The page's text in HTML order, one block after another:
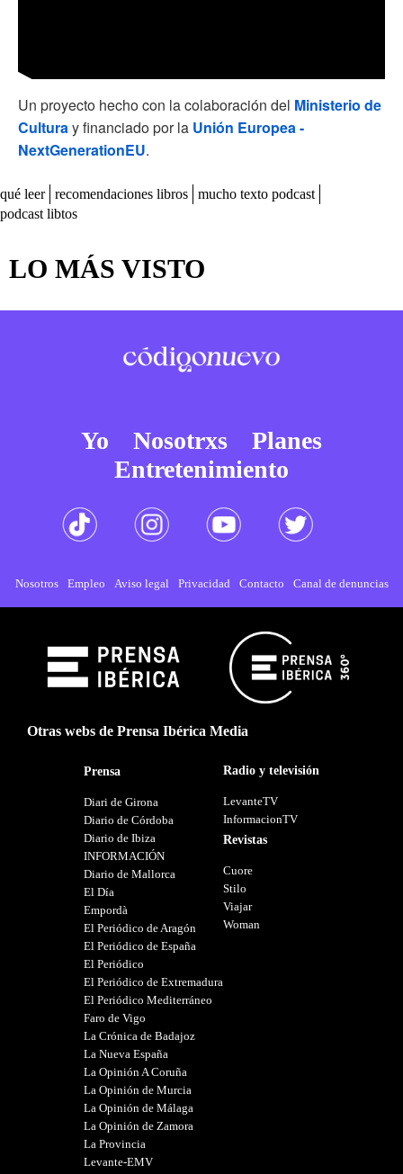
Un proyecto hecho con la colaboración del Ministerio de
Culturay financiado por la Unión Europea -
NextGenerationEU.
qué leer recomendaciones libros
mucho texto podcast
podcast libtos
LO MÁS VISTO
Yo Nosotrxs
Planes
Entretenimiento
Nosotros Empleo Aviso legal Privacidad Contacto Canal de denuncias
Otras webs de Prensa Ibérica Media
Prensa
Diari de Girona
Diario de Córdoba
Diario de Ibiza
INFORMACIÓN
Diario de Mallorca
El Día
Empordà
El Periódico de Aragón
El Periódico de España
El Periódico
El Periódico de Extremadura
El Periódico Mediterráneo
Faro de Vigo
La Crónica de Badajoz
La Nueva España
La Opinión A Coruña
La Opinión de Murcia
La Opinión de Málaga
La Opinión de Zamora
La Provincia
Levante-EMV
Radio y televisión
LevanteTV
InformacionTV
Revistas
Cuore
Stilo
Viajar
Woman